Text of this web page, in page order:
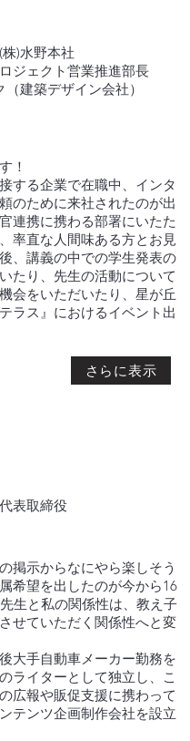
)水野本社
ジェクト営業推進部長
ク（建築デザイン会社）
！
する企業で在職中、インタ
のために来社されたのが出
連携に携わる部署にいたた
率直な人間味ある方とお見
、講義の中での学生発表の
たり、先生の活動について
会をいただいたり、星が丘
ラス』におけるイベント出
さらに表示
表取締役
掲示からなにやら楽しそう
希望を出したのが今から16
生と私の関係性は、教え子
せていただく関係性へと変
大手自動車メーカー勤務を
ライターとして独立し、こ
広報や販促支援に携わって
テンツ企画制作会社を設立